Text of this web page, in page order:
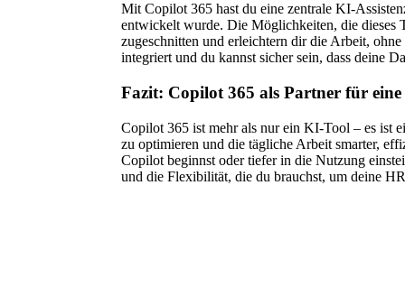
Mit Copilot 365 hast du eine zentrale KI-
entwickelt wurde. Die Möglichkeiten, die dieses
zugeschnitten und erleichtern dir die Arbeit,
integriert und du kannst sicher sein, dass deine
Fazit: Copilot 365 als Partner für
Copilot 365 ist mehr als nur ein KI-Tool – es ist
zu optimieren und die tägliche Arbeit smarter,
Copilot beginnst oder tiefer in die Nutzung
und die Flexibilität, die du brauchst, um deine